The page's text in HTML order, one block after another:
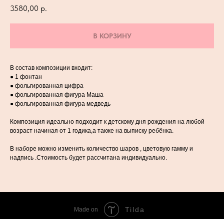
3580,00 р.
В КОРЗИНУ
В состав композиции входит:
● 1 фонтан
● фольгированная цифра
● фольгированная фигура Маша
● фольгированная фигура медведь
Композиция идеально подходит к детскому дня рождения на любой
возраст начиная от 1 годика,а также на выписку ребёнка.
В наборе можно изменить количество шаров , цветовую гамму и
надпись .Стоимость будет рассчитана индивидуально.
Made on Tilda